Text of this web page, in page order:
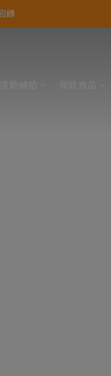
饋惠！
牌毛巾